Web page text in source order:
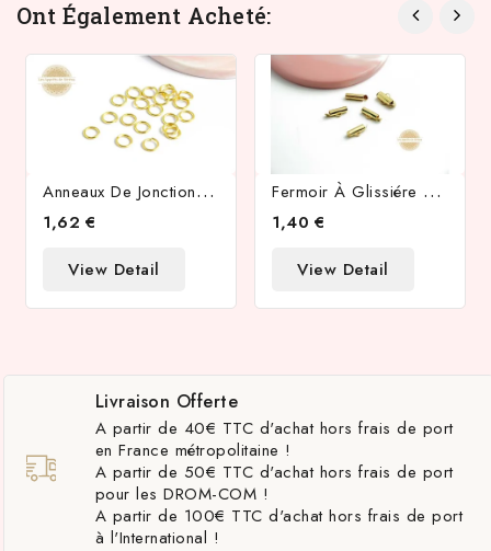
Ont Également Acheté:
A
Nneaux De Jonction 5x0.8mm En Acier Inoxydable Doré
1,62 €
View Detail
F
Ermoir À Glissiére 10mm En Acier Inoxydable Plaqué Or 18k
1,40 €
View Detail
Livraison Offerte
A partir de 40€ TTC d'achat hors frais de port
en France métropolitaine !
A partir de 50€ TTC d'achat hors frais de port
pour les DROM-COM !
A partir de 100€ TTC d'achat hors frais de port
à l'International !